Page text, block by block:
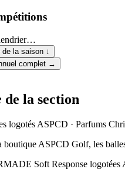
de la saison ↓
complet →
de la section
logotés ASPCD · Parfums
boutique ASPCD Golf, les